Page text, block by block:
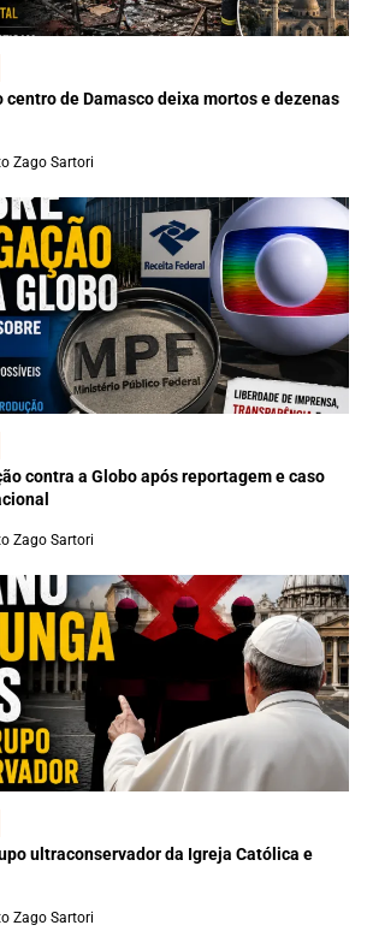
centro de Damasco deixa mortos e dezenas
Zago Sartori
contra a Globo após reportagem e caso
Zago Sartori
ultraconservador da Igreja Católica e
Zago Sartori